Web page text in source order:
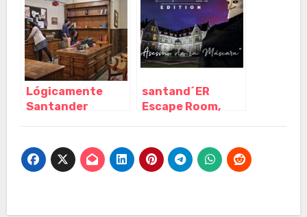
Cantabria
Cantabria
Lógicamente
Santander
Cantabria
santand´ER
Escape Room,